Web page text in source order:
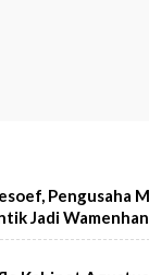
Pengusaha
Jadi Wamenhan